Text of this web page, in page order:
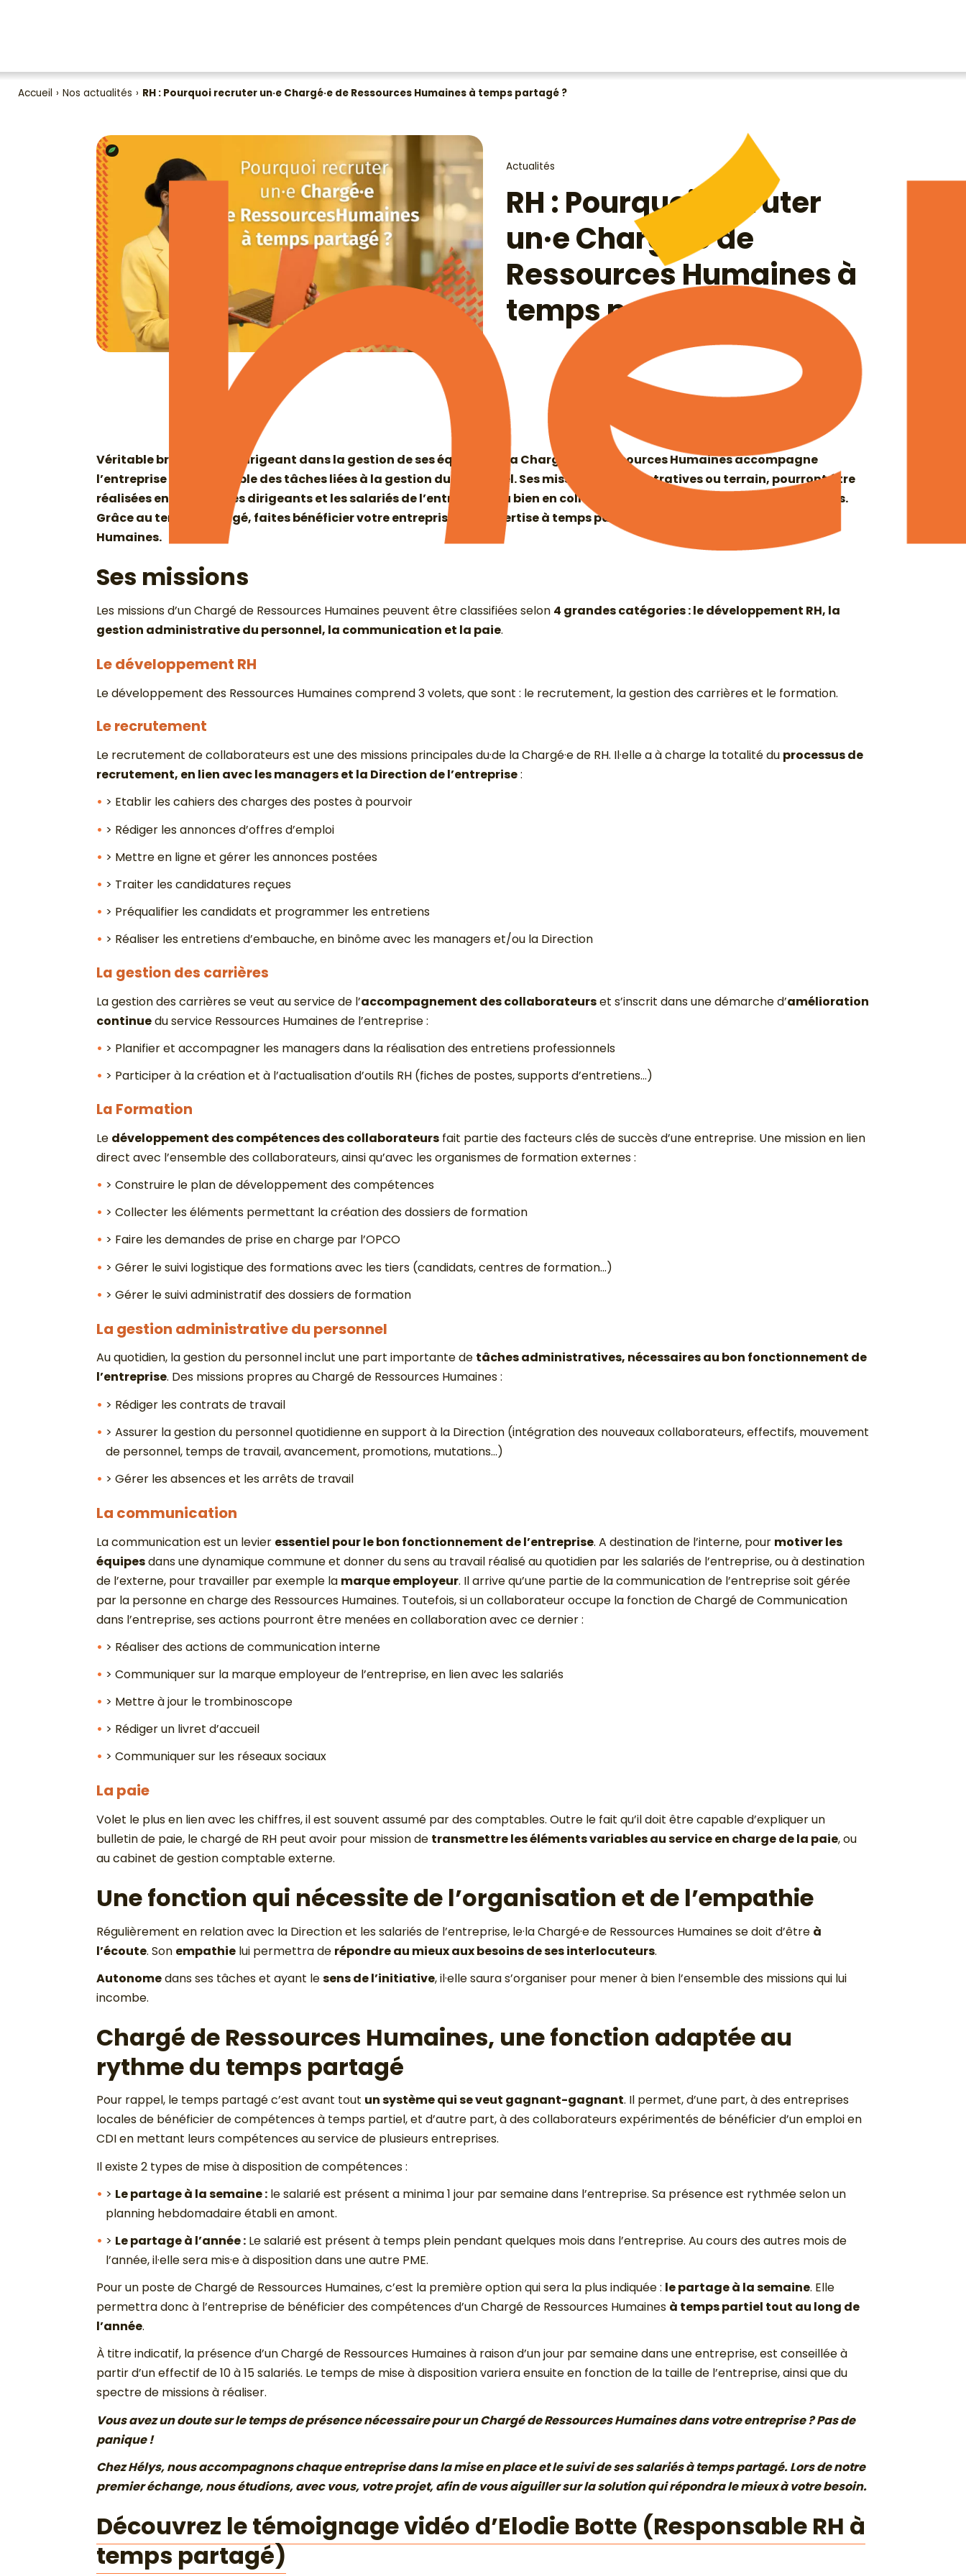
Accueil › Nos actualités › RH : Pourquoi recruter un·e Chargé·e de Ressources Humaines à temps partagé ?
Actualités
RH : Pourquoi recruter
un·e Chargé·e de
Ressources Humaines à
temps partagé ?
Véritable bras droit du dirigeant dans la gestion de ses équipes, le·la Chargé·e de Ressources Humaines accompagne
l’entreprise sur l’ensemble des tâches liées à la gestion du personnel. Ses missions, administratives ou terrain, pourront être
réalisées en lien avec les dirigeants et les salariés de l’entreprise, ou bien en collaboration avec des prestataires extérieurs.
Grâce au temps partagé, faites bénéficier votre entreprise de l’expertise à temps partiel d’un Chargé de Ressources
Humaines.
Ses missions
Les missions d’un Chargé de Ressources Humaines peuvent être classifiées selon 4 grandes catégories : le développement RH, la
gestion administrative du personnel, la communication et la paie.
Le développement RH
Le développement des Ressources Humaines comprend 3 volets, que sont : le recrutement, la gestion des carrières et le formation.
Le recrutement
Le recrutement de collaborateurs est une des missions principales du·de la Chargé·e de RH. Il·elle a à charge la totalité du processus de
recrutement, en lien avec les managers et la Direction de l’entreprise:
> Etablir les cahiers des charges des postes à pourvoir
> Rédiger les annonces d’offres d’emploi
> Mettre en ligne et gérer les annonces postées
> Traiter les candidatures reçues
> Préqualifier les candidats et programmer les entretiens
> Réaliser les entretiens d’embauche, en binôme avec les managers et/ou la Direction
La gestion des carrières
La gestion des carrières se veut au service de l’accompagnement des collaborateurset s’inscrit dans une démarche d’amélioration
continuedu service Ressources Humaines de l’entreprise :
> Planifier et accompagner les managers dans la réalisation des entretiens professionnels
> Participer à la création et à l’actualisation d’outils RH (fiches de postes, supports d’entretiens…)
La Formation
Le développement des compétences des collaborateurs fait partie des facteurs clés de succès d’une entreprise. Une mission en lien
direct avec l’ensemble des collaborateurs, ainsi qu’avec les organismes de formation externes :
> Construire le plan de développement des compétences
> Collecter les éléments permettant la création des dossiers de formation
> Faire les demandes de prise en charge par l’OPCO
> Gérer le suivi logistique des formations avec les tiers (candidats, centres de formation…)
> Gérer le suivi administratif des dossiers de formation
La gestion administrative du personnel
Au quotidien, la gestion du personnel inclut une part importante de tâches administratives, nécessaires au bon fonctionnement de
l’entreprise. Des missions propres au Chargé de Ressources Humaines :
> Rédiger les contrats de travail
> Assurer la gestion du personnel quotidienne en support à la Direction (intégration des nouveaux collaborateurs, effectifs, mouvement
de personnel, temps de travail, avancement, promotions, mutations…)
> Gérer les absences et les arrêts de travail
La communication
La communication est un levier essentiel pour le bon fonctionnement de l’entreprise. A destination de l’interne, pour motiver les
équipesdans une dynamique commune et donner du sens au travail réalisé au quotidien par les salariés de l’entreprise, ou à destination
de l’externe, pour travailler par exemple la marque employeur. Il arrive qu’une partie de la communication de l’entreprise soit gérée
par la personne en charge des Ressources Humaines. Toutefois, si un collaborateur occupe la fonction de Chargé de Communication
dans l’entreprise, ses actions pourront être menées en collaboration avec ce dernier :
> Réaliser des actions de communication interne
> Communiquer sur la marque employeur de l’entreprise, en lien avec les salariés
> Mettre à jour le trombinoscope
> Rédiger un livret d’accueil
> Communiquer sur les réseaux sociaux
La paie
Volet le plus en lien avec les chiffres, il est souvent assumé par des comptables. Outre le fait qu’il doit être capable d’expliquer un
bulletin de paie, le chargé de RH peut avoir pour mission de transmettre les éléments variables au service en charge de la paie, ou
au cabinet de gestion comptable externe.
Une fonction qui nécessite de l’organisation et de l’empathie
Régulièrement en relation avec la Direction et les salariés de l’entreprise, le·la Chargé·e de Ressources Humaines se doit d’être à
l’écoute. Son empathie lui permettra de répondre au mieux aux besoins de ses interlocuteurs.
Autonomedans ses tâches et ayant lesens de l’initiative, il·elle saura s’organiser pour mener à bien l’ensemble des missions qui lui
incombe.
Chargé de Ressources Humaines, une fonction adaptée au
rythme du temps partagé
Pour rappel, le temps partagé c’est avant tout un système qui se veut gagnant-gagnant. Il permet, d’une part, à des entreprises
locales de bénéficier de compétences à temps partiel, et d’autre part, à des collaborateurs expérimentés de bénéficier d’un emploi en
CDI en mettant leurs compétences au service de plusieurs entreprises.
Il existe 2 types de mise à disposition de compétences :
> Le partage à la semaine : le salarié est présent a minima 1 jour par semaine dans l’entreprise. Sa présence est rythmée selon un
planning hebdomadaire établi en amont.
> Le partage à l’année : Le salarié est présent à temps plein pendant quelques mois dans l’entreprise. Au cours des autres mois de
l’année, il·elle sera mis·e à disposition dans une autre PME.
Pour un poste de Chargé de Ressources Humaines, c’est la première option qui sera la plus indiquée : le partage à la semaine. Elle
permettra donc à l’entreprise de bénéficier des compétences d’un Chargé de Ressources Humaines à temps partiel tout au long de
l’année.
À titre indicatif, la présence d’un Chargé de Ressources Humaines à raison d’un jour par semaine dans une entreprise, est conseillée à
partir d’un effectif de 10 à 15 salariés. Le temps de mise à disposition variera ensuite en fonction de la taille de l’entreprise, ainsi que du
spectre de missions à réaliser.
Vous avez un doute sur le temps de présence nécessaire pour un Chargé de Ressources Humaines dans votre entreprise ? Pas de
panique !
Chez Hélys, nous accompagnons chaque entreprise dans la mise en place et le suivi de ses salariés à temps partagé. Lors de notre
premier échange, nous étudions, avec vous, votre projet, afin de vous aiguiller sur la solution qui répondra le mieux à votre besoin.
Découvrez le témoignage vidéo d’Elodie Botte (Responsable RH à
temps partagé)